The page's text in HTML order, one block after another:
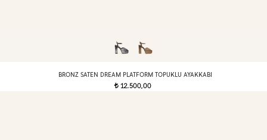
BRONZ SATEN DREAM PLATFORM TOPUKLU AYAKKABI
t 12.500,00